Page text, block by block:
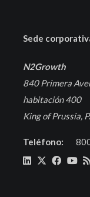
Sede
N2Growth
840 Primera
habitación 400
King of Prussia,
Teléfono: